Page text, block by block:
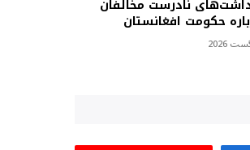
نادرست مخالفان
حکومت افغانستان